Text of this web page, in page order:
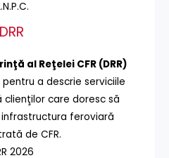
DRR
al Reţelei CFR (DRR)
a descrie serviciile
clienţilor care doresc să
feroviară
de CFR.
2026